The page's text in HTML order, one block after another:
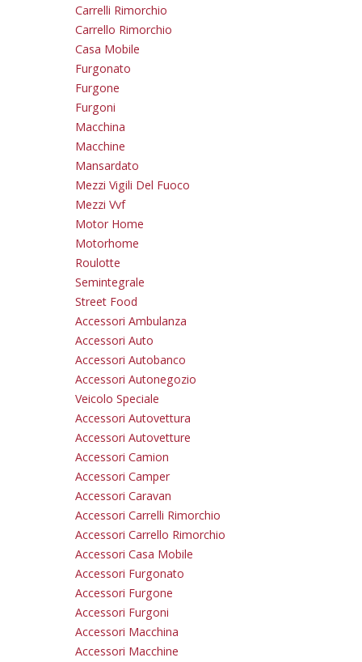
Carrelli Rimorchio
Carrello Rimorchio
Casa Mobile
Furgonato
Furgone
Furgoni
Macchina
Macchine
Mansardato
Mezzi Vigili Del Fuoco
Mezzi Vvf
Motor Home
Motorhome
Roulotte
Semintegrale
Street Food
Accessori Ambulanza
Accessori Auto
Accessori Autobanco
Accessori Autonegozio
Veicolo Speciale
Accessori Autovettura
Accessori Autovetture
Accessori Camion
Accessori Camper
Accessori Caravan
Accessori Carrelli Rimorchio
Accessori Carrello Rimorchio
Accessori Casa Mobile
Accessori Furgonato
Accessori Furgone
Accessori Furgoni
Accessori Macchina
Accessori Macchine